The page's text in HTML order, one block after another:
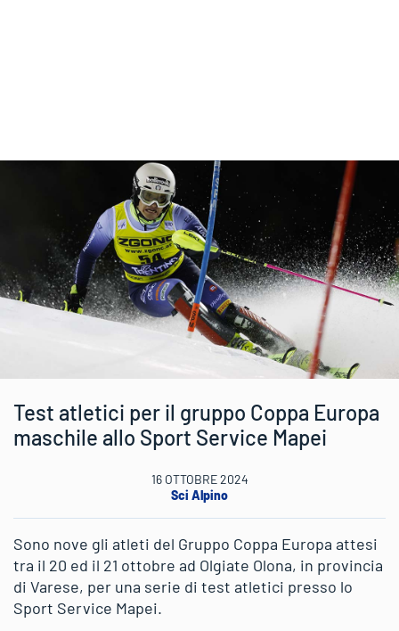
Test atletici per il gruppo Coppa Europa
maschile allo Sport Service Mapei
16 OTTOBRE 2024
Sci Alpino
Sono nove gli atleti del Gruppo Coppa Europa attesi
tra il 20 ed il 21 ottobre ad Olgiate Olona, in provincia
di Varese, per una serie di test atletici presso lo
Sport Service Mapei.